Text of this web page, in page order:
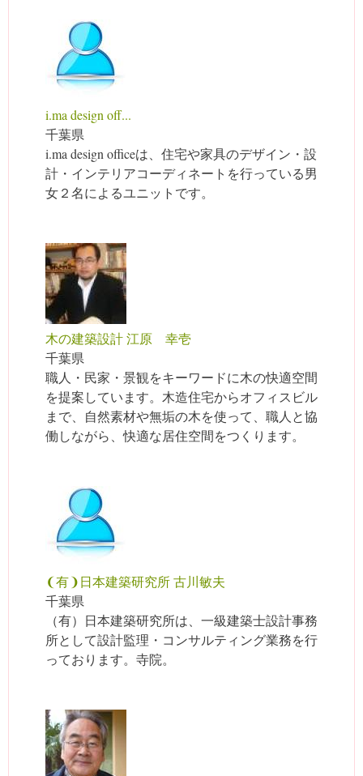
i.ma design off...
千葉県
i.ma design officeは、住宅や家具のデザイン・設
計・インテリアコーディネートを行っている男
女２名によるユニットです。
木の建築設計 江原 幸壱
千葉県
職人・民家・景観をキーワードに木の快適空間
を提案しています。木造住宅からオフィスビル
まで、自然素材や無垢の木を使って、職人と協
働しながら、快適な居住空間をつくります。
❨有❩日本建築研究所 古川敏夫
千葉県
（有）日本建築研究所は、一級建築士設計事務
所として設計監理・コンサルティング業務を行
っております。寺院。